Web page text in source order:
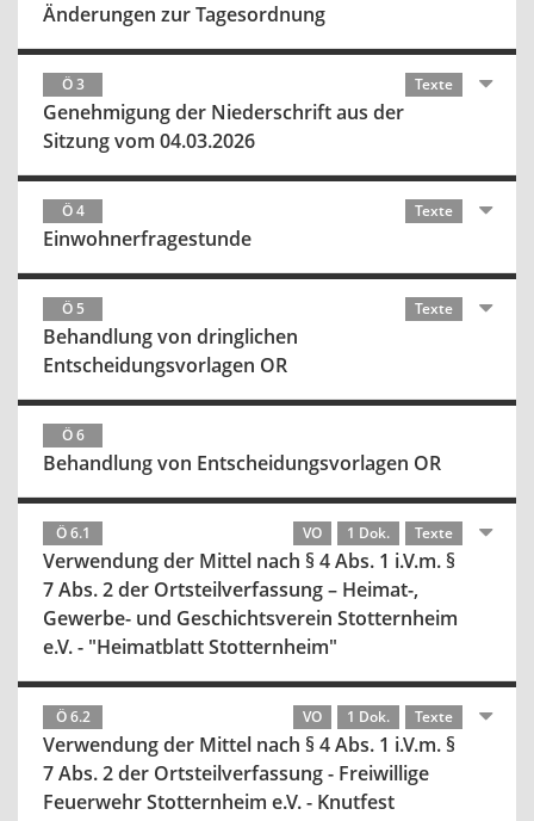
Änderungen zur Tagesordnung
Ö 3 Texte
Genehmigung der Niederschrift aus der
Sitzung vom 04.03.2026
Ö 4 Texte
Einwohnerfragestunde
Ö 5 Texte
Behandlung von dringlichen
Entscheidungsvorlagen OR
Ö 6
Behandlung von Entscheidungsvorlagen OR
Ö 6.1 VO 1 Dok. Texte
Verwendung der Mittel nach § 4 Abs. 1 i.V.m. §
7 Abs. 2 der Ortsteilverfassung – Heimat-,
Gewerbe- und Geschichtsverein Stotternheim
e.V. - "Heimatblatt Stotternheim"
Ö 6.2 VO 1 Dok. Texte
Verwendung der Mittel nach § 4 Abs. 1 i.V.m. §
7 Abs. 2 der Ortsteilverfassung - Freiwillige
Feuerwehr Stotternheim e.V. - Knutfest